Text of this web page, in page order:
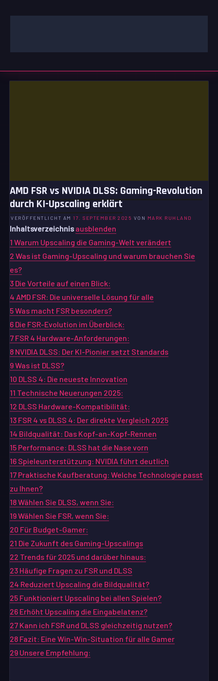
Inhalt
AMD FSR vs NVIDIA DLSS: Gaming-Revolution
durch KI-Upscaling erklärt
VERÖFFENTLICHT AM 17. SEPTEMBER 2025 VON MARK RUHLAND
Inhaltsverzeichnis ausblenden
1 Warum Upscaling die Gaming-Welt verändert
2 Was ist Gaming-Upscaling und warum brauchen Sie
es?
3 Die Vorteile auf einen Blick:
4 AMD FSR: Die universelle Lösung für alle
5Was macht FSR besonders?
6 Die FSR-Evolution im Überblick:
7 FSR 4 Hardware-Anforderungen:
8 NVIDIA DLSS: Der KI-Pionier setzt Standards
9Was ist DLSS?
10 DLSS 4: Die neueste Innovation
11 Technische Neuerungen 2025:
12 DLSS Hardware-Kompatibilität:
13 FSR 4 vs DLSS 4: Der direkte Vergleich 2025
14 Bildqualität: Das Kopf-an-Kopf-Rennen
15 Performance: DLSS hat die Nase vorn
16 Spieleunterstützung: NVIDIA führt deutlich
17 Praktische Kaufberatung: Welche Technologie passt
zu Ihnen?
18Wählen Sie DLSS, wenn Sie:
19Wählen Sie FSR, wenn Sie:
20 Für Budget-Gamer:
21 Die Zukunft des Gaming-Upscalings
22 Trends für 2025 und darüber hinaus:
23 Häufige Fragen zu FSR und DLSS
24 Reduziert Upscaling die Bildqualität?
25 Funktioniert Upscaling bei allen Spielen?
26 Erhöht Upscaling die Eingabelatenz?
27 Kann ich FSR und DLSS gleichzeitig nutzen?
28 Fazit: Eine Win-Win-Situation für alle Gamer
29 Unsere Empfehlung: